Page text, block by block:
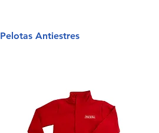
Pelotas Antiestres